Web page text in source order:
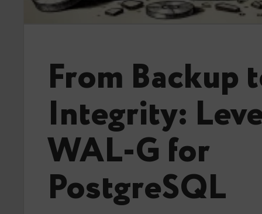
From Backup
Integrity:
WAL-G for
PostgreSQL